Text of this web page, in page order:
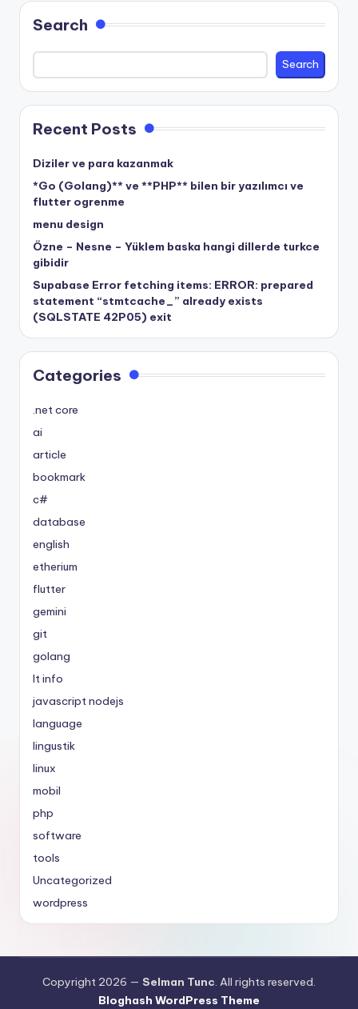
Search
Search
Recent Posts
Diziler ve para kazanmak
*Go (Golang)** ve **PHP** bilen bir yazılımcı ve
flutter ogrenme
menu design
Özne – Nesne – Yüklem baska hangi dillerde turkce
gibidir
Supabase Error fetching items: ERROR: prepared
statement “stmtcache_” already exists
(SQLSTATE 42P05) exit
Categories
.net core
ai
article
bookmark
c#
database
english
etherium
flutter
gemini
git
golang
It info
javascript nodejs
language
lingustik
linux
mobil
php
software
tools
Uncategorized
wordpress
Copyright 2026 — Selman Tunc . All rights reserved.
Bloghash WordPress Theme